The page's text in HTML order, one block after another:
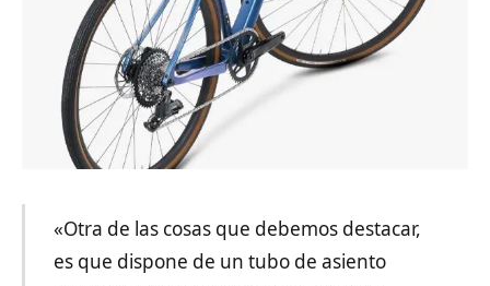
«Otra de las cosas que debemos destacar,
es que dispone de un tubo de asiento